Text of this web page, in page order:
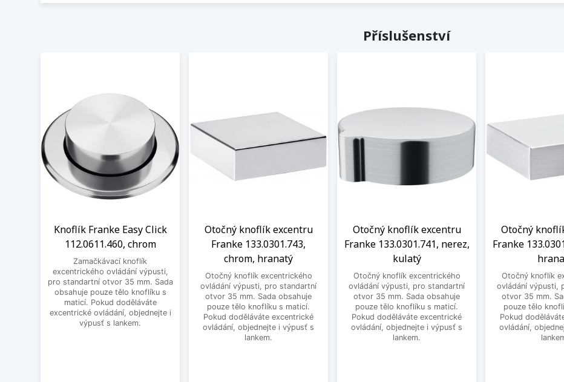
Příslušenství
Knoflík Franke Easy Click
112.0611.460, chrom
Zamačkávací knoflík
excentrického ovládání výpusti,
pro standartní otvor 35 mm. Sada
obsahuje pouze tělo knoflíku s
maticí. Pokud doděláváte
excentrické ovládání, objednejte i
výpusť s lankem.
Otočný knoflík excentru
Franke 133.0301.743,
chrom, hranatý
Otočný knoflík excentrického
ovládání výpusti, pro standartní
otvor 35 mm. Sada obsahuje
pouze tělo knoflíku s maticí.
Pokud doděláváte excentrické
ovládání, objednejte i výpusť s
lankem.
Otočný knoflík excentru
Franke 133.0301.741, nerez,
kulatý
Otočný knoflík excentrického
ovládání výpusti, pro standartní
otvor 35 mm. Sada obsahuje
pouze tělo knoflíku s maticí.
Pokud doděláváte excentrické
ovládání, objednejte i výpusť s
lankem.
Otočný
Franke
Otočný knoflík
ovládání výpusti,
otvor 35 mm.
pouze tělo
Pokud
ovládání,